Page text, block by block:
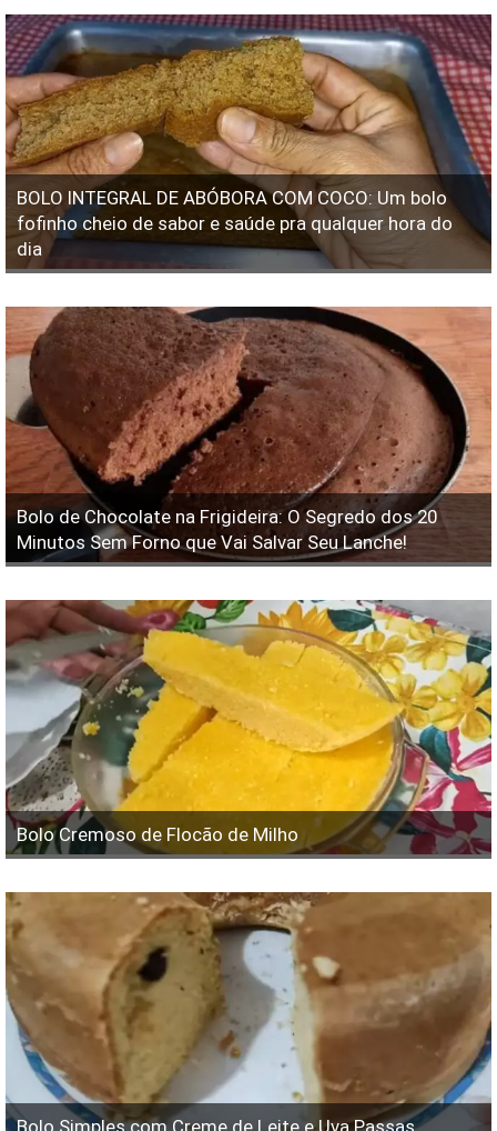
BOLO INTEGRAL DE ABÓBORA COM COCO: Um bolo
fofinho cheio de sabor e saúde pra qualquer hora do
dia
Bolo de Chocolate na Frigideira: O Segredo dos 20
Minutos Sem Forno que Vai Salvar Seu Lanche!
Bolo Cremoso de Flocão de Milho